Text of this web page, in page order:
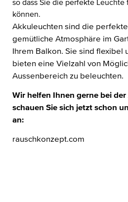
so dass Sie die perfekte Leuchte
können.
Akkuleuchten sind die
gemütliche Atmosphäre im
Ihrem Balkon. Sie sind flexibel
bieten eine Vielzahl von
Aussenbereich zu beleuchten.
Wir helfen Ihnen gerne bei
schauen Sie sich jetzt schon
an:
rauschkonzept.com